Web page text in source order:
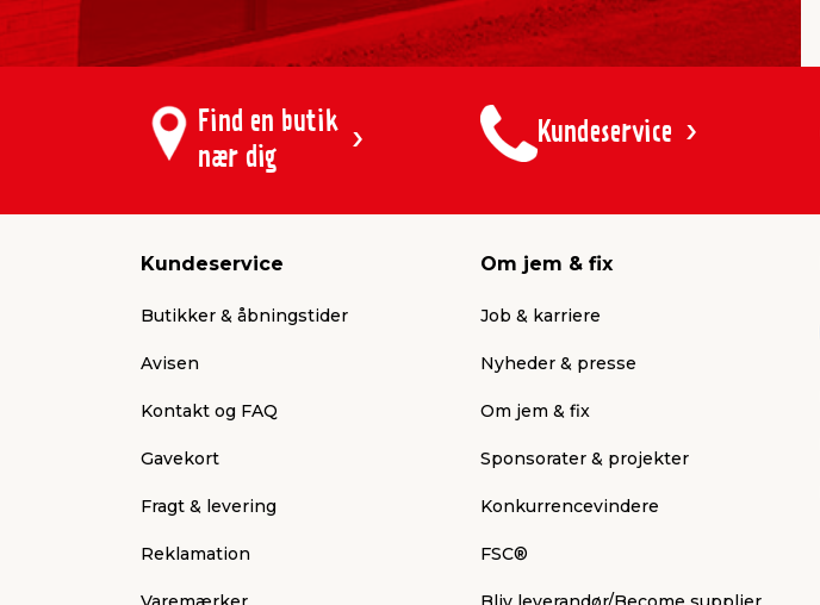
Find en butik
nær dig
Kundeservice
Kundeservice
Butikker & åbningstider
Avisen
Kontakt og FAQ
Gavekort
Fragt & levering
Reklamation
Om jem & fix
Job & karriere
Nyheder & presse
Om jem & fix
Sponsorater & projekter
Konkurrencevindere
FSC®